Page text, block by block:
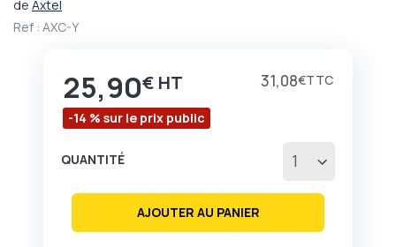
de Axtel
Ref : AXC-Y
Prix
25,90€ 31,08€
-14 % sur le prix public
QUANTITÉ
AJOUTER AU PANIER
au
d’images